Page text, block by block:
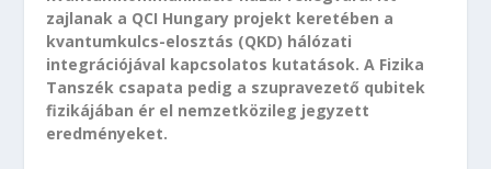
zajlanak a QCI Hungary projekt keretében a
kvantumkulcs-elosztás (QKD) hálózati
integrációjával kapcsolatos kutatások. A Fizika
Tanszék csapata pedig a szupravezető qubitek
fizikájában ér el nemzetközileg jegyzett
eredményeket.